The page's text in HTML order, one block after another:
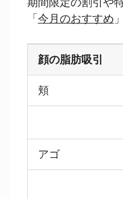
「今月のおすすめ
顔の脂肪吸引
頬
アゴ